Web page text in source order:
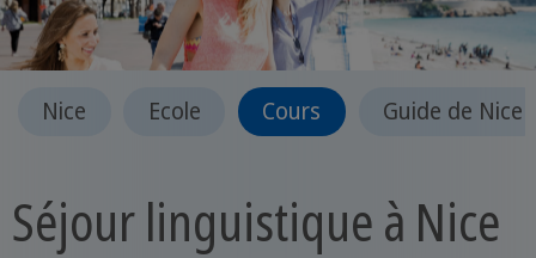
Nice Ecole Cours Guide de Nice
Séjour linguistique à Nice